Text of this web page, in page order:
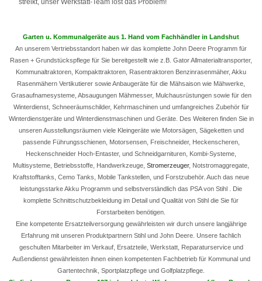
streikt, unser Werkstatt-Team löst das Problem!
Garten u. Kommunalgeräte aus 1. Hand vom Fachhändler in Landshut
An unserem Vertriebsstandort haben wir das komplette John Deere Programm für
Rasen + Grundstückspflege für Sie bereitgestellt wie z.B. Gator Allmaterialtransporter,
Kommunaltraktoren, Kompakttraktoren, Rasentraktoren Benzinrasenmäher, Akku
Rasenmähern Vertikutierer sowie Anbaugeräte für die Mähsaison wie Mähwerke,
Grasaufnamesysteme, Absaugungen Mähmesser, Mulchausrüstungen sowie für den
Winterdienst, Schneeräumschilder, Kehrmaschinen und umfangreiches Zubehör für
Winterdienstgeräte und Winterdienstmaschinen und Geräte. Des Weiteren finden Sie in
unseren Ausstellungsräumen viele Kleingeräte wie Motorsägen, Sägeketten und
passende Führungsschienen, Motorsensen, Freischneider, Heckenscheren,
Heckenschneider Hoch-Entaster, und Schneidgarnituren, Kombi-Systeme,
Multisysteme, Betriebsstoffe, Handwerkzeuge, Stromerzeuger, Notstromaggregate,
Kraftstofftanks, Cemo Tanks, Mobile Tankstellen, und Forstzubehör. Auch das neue
leistungsstarke Akku Programm und selbstverständlich das PSA von Stihl . Die
komplette Schnittschutzbekleidung im Detail und Qualität von Stihl die Sie für
Forstarbeiten benötigen.
Eine kompetente Ersatzteilversorgung gewährleisten wir durch unsere langjährige
Erfahrung mit unseren Produktpartnern Stihl und John Deere. Unsere fachlich
geschulten Mitarbeiter im Verkauf, Ersatzteile, Werkstatt, Reparaturservice und
Außendienst gewährleisten ihnen einen kompetenten Fachbetrieb für Kommunal und
Gartentechnik, Sportplatzpflege und Golfplatzpflege.